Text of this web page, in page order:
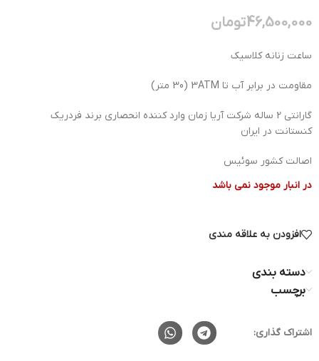
46,500,000تومان
ساعت زنانه کلاسیک
مقاومت در برابر آب تا 3ATM (30 متر)
گارانتی 2 ساله شرکت آریا زمان وارد کننده انحصاری برند فردریک
کنستانت در ایران
اصالت کشور سوئیس
در انبار موجود نمی باشد
افزودن به علاقه مندی
دسته بندی
برچسب
اشتراک گذاری: